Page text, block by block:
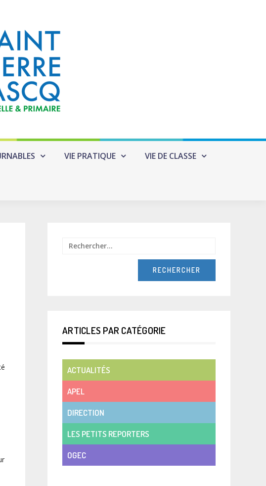
VIE PRATIQUE VIE DE CLASSE
ARTICLES PAR CATÉGORIE
ACTUALITÉS
APEL
DIRECTION
LES PETITS REPORTERS
OGEC